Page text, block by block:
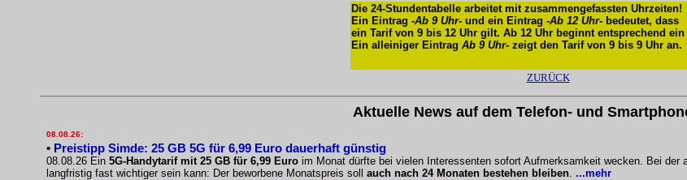
Die 24-Stundentabelle arbeitet mit zusammengefassten Uhrzeiten!
Ein Eintrag -Ab 9 Uhr- und ein Eintrag -Ab 12 Uhr- bedeutet, dass
ein Tarif von 9 bis 12 Uhr gilt. Ab 12 Uhr beginnt entsprechend ein
Ein alleiniger Eintrag Ab 9 Uhr- zeigt den Tarif von 9 bis 9 Uhr an.
ZURÜCK
Aktuelle News auf dem Telefon- und
08.08.26:
• Preistipp Simde: 25 GB 5G für 6,99 Euro dauerhaft günstig
08.08.26 Ein 5G-Handytarif mit 25 GB für 6,99 Euro im Monat dürfte bei vielen Interessenten sofort Aufmerksamkeit wecken. Bei
langfristig fast wichtiger sein kann: Der beworbene Monatspreis soll auch nach 24 Monaten bestehen bleiben. ...mehr